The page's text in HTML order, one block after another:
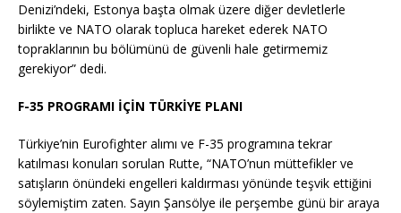
Denizi’ndeki, Estonya başta olmak üzere diğer devletlerle
birlikte ve NATO olarak topluca hareket ederek NATO
topraklarının bu bölümünü de güvenli hale getirmemiz
gerekiyor” dedi.
F-35 PROGRAMI İÇİN TÜRKİYE PLANI
Türkiye’nin Eurofighter alımı ve F-35 programına tekrar
katılması konuları sorulan Rutte, “NATO’nun müttefikler ve
satışların önündeki engelleri kaldırması yönünde teşvik ettiğini
söylemiştim zaten. Sayın Şansölye ile perşembe günü bir araya